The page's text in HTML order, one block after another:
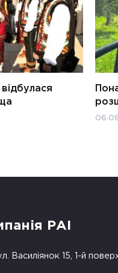
РАІ
Василіянок 15, 1-й